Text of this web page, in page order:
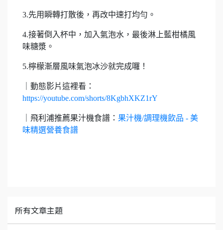
3.先用瞬轉打散後，再改中速打均勻。
4.接著倒入杯中，加入氣泡水，最後淋上藍柑橘風
味糖漿。
5.檸檬漸層風味氣泡冰沙就完成囉！
｜動態影片這裡看：
https://youtube.com/shorts/8KgbhXKZ1rY
｜飛利浦推薦果汁機食譜： 果汁機/調理機飲品 - 美
味精選營養食譜
所有文章主題